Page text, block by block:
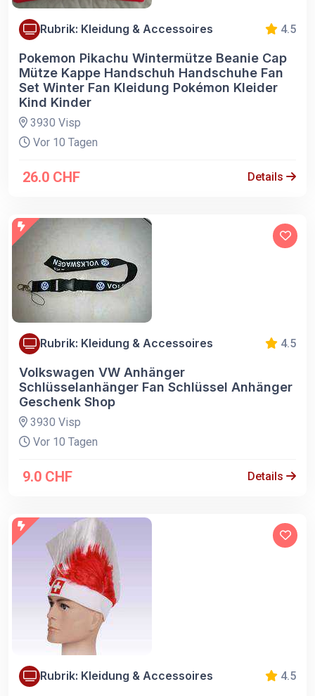
Rubrik: Kleidung & Accessoires 4.5
Pokemon Pikachu Wintermütze Beanie Cap
Mütze Kappe Handschuh Handschuhe Fan
Set Winter Fan Kleidung Pokémon Kleider
Kind Kinder
3930 Visp
Vor 10 Tagen
26.0 CHF Details
Rubrik: Kleidung & Accessoires 4.5
Volkswagen VW Anhänger
Schlüsselanhänger Fan Schlüssel Anhänger
Geschenk Shop
3930 Visp
Vor 10 Tagen
9.0 CHF Details
Rubrik: Kleidung & Accessoires 4.5